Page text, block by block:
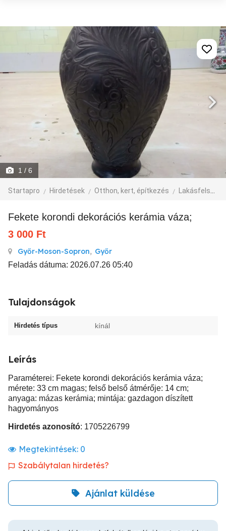
1 / 6
Startapro Hirdetések Otthon, kert, építkezés Lakásfelszerelés
Fekete korondi dekorációs kerámia váza;
3 000 Ft
Győr-Moson-Sopron, Győr
Feladás dátuma: 2026.07.26 05:40
Tulajdonságok
Hirdetés típus kínál
Leírás
Paraméterei: Fekete korondi dekorációs kerámia váza;
mérete: 33 cm magas; felső belső átmérője: 14 cm;
anyaga: mázas kerámia; mintája: gazdagon díszített
hagyományos
Hirdetés azonosító: 1705226799
Megtekintések: 0
Szabálytalan hirdetés?
Ajánlat küldése